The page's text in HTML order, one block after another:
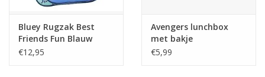
Vitaliteit
Bluey Rugzak Best
Friends Fun Blauw
€12,95
Avengers lunchbox
met bakje
€5,99